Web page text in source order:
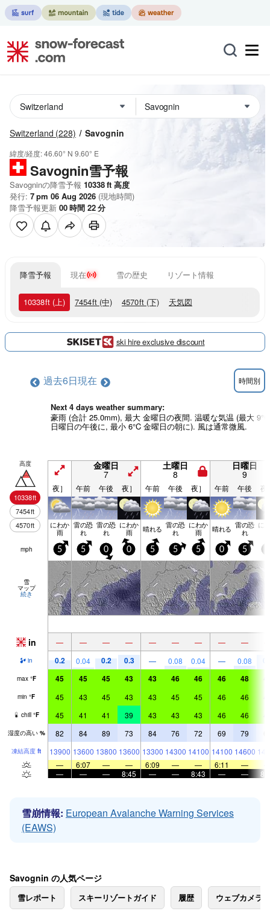
Switzerland (228) Savognin
緯度/経度:46.60° N 9.60° E
Savognin雪予報
Savogninの降雪予報 10338ft 高度
発行: 7 pm 06 Aug 2026 (現地時間)
降雪予報更新 00時間 22分
降雪予報 現在 雪の歴史 リゾート情報
10338ft (上) 7454ft (中) 4570ft (下) 天気図
ski hire exclusive discount
過去6日現在 時間別
Next 4 days weather summary:
豪雨 (合計 25.0mm), 最大 金曜日の夜間. 温暖な気温 (最大 9°C
日曜日の午後に, 最小 6°C 金曜日の朝に). 風は通常微風.
高度
10338ft
7454ft
4570ft
金曜日
7
土曜日
8
日曜日
9
夜］ 午前 午後 夜］ 午前 午後 夜］ 午前 午後 夜
にわか
雨
雷の恐
れ
雷の恐
れ
にわか
雨 晴れる 雷の恐
れ
にわか
雨 晴れる 雷の恐
れ
に
mph 5 5 0 0 5 5 5 0 5
雪
マップ
続き
in — — — — — — — — —
in 0.2 0.04 0.2 0.3 — 0.08 0.04 — 0.08
max °F 45 45 45 43 43 46 46 46 48
min °F 45 43 45 43 43 45 45 46 46
chill °F 45 41 41 39 43 43 43 46 46
湿度の高い % 82 84 89 73 84 76 72 69 79
凍結高度 ft 13900 13600 13800 13600 13300 14300 14100 14100 14600
—
6:07 — — 6:09 — — 6:11 —
—
— — 8:45 — — 8:43 — —
雪崩情報: European Avalanche Warning Services
(EAWS)
Savognin の人気ページ
雪レポート スキーリゾートガイド 履歴 ウェブカメラ